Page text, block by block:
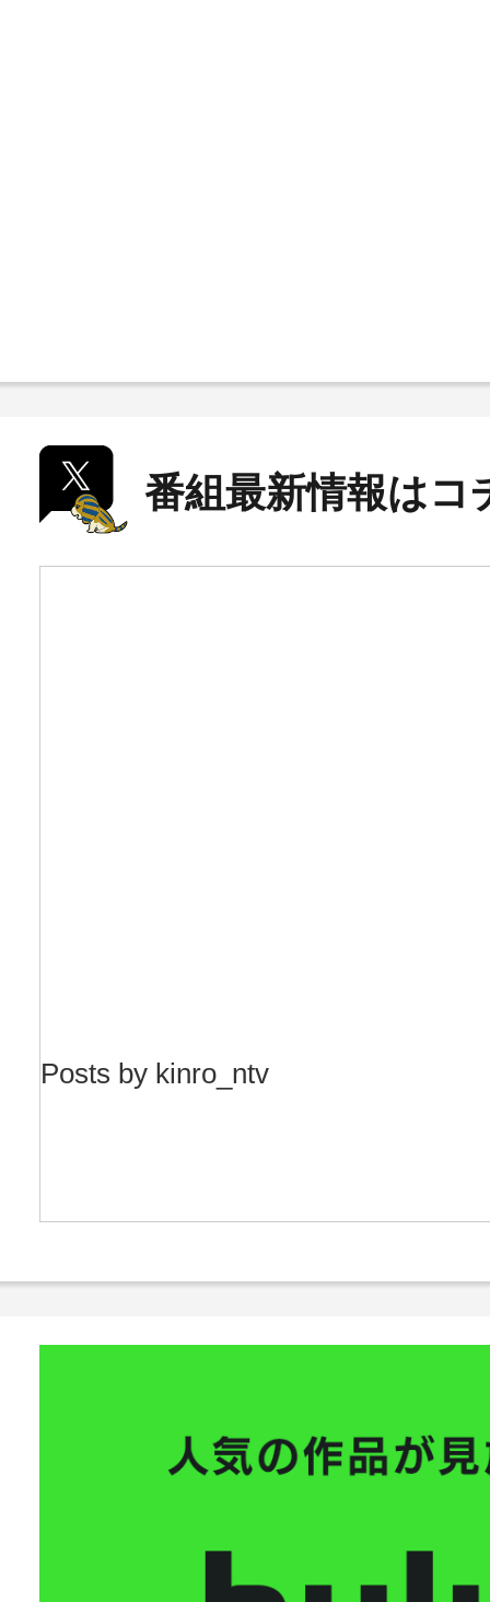
番組最新情報はコ
Posts by kinro_ntv